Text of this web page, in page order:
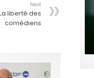
Next
liberté des
comédiens